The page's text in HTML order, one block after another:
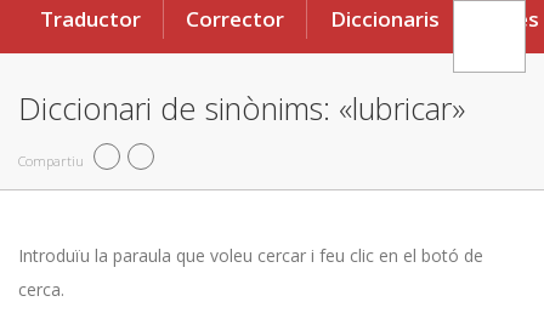
Traductor Corrector Diccionaris Eines
Diccionari de sinònims: «lubricar»
Compartiu
Introduïu la paraula que voleu cercar i feu clic en el botó de
cerca.